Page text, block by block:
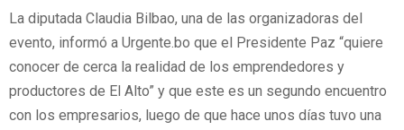
La diputada Claudia Bilbao, una de las organizadoras del
evento, informó a Urgente.bo que el Presidente Paz “quiere
conocer de cerca la realidad de los emprendedores y
productores de El Alto” y que este es un segundo encuentro
con los empresarios, luego de que hace unos días tuvo una